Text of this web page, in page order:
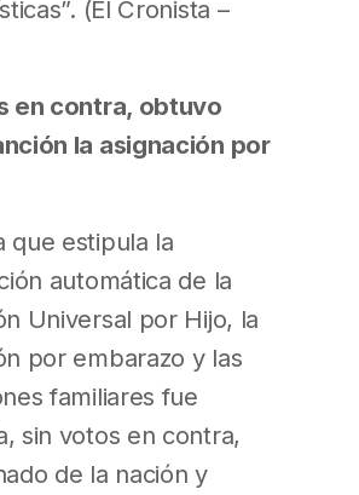
(El Cronista –
en contra, obtuvo
la asignación por
que estipula la
automática de la
Universal por Hijo, la
por embarazo y las
familiares fue
sin votos en contra,
de la nación y